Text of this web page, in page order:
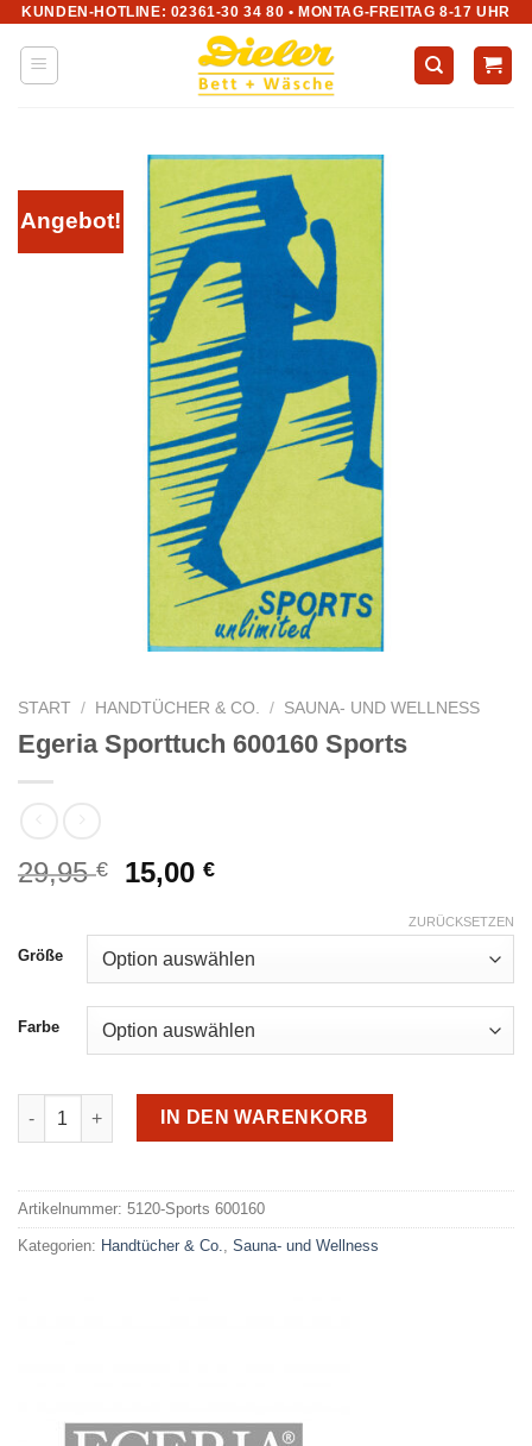
Zum
Inhalt
springen
KUNDEN-HOTLINE: 02361-30 34 80 • MONTAG-FREITAG 8-17 UHR
Angebot!
START / HANDTÜCHER & CO. / SAUNA- UND WELLNESS
Egeria Sporttuch 600160 Sports
29,95€
Ursprünglicher
war:
29,95 €
15,00€Aktueller
ist:
15,00 €.
Größe
Farbe
ZURÜCKSETZEN
Egeria Sporttuch 600160 Sports Menge
IN DEN WARENKORB
Artikelnummer: 5120-Sports 600160
Kategorien: Handtücher & Co. Sauna- und Wellness